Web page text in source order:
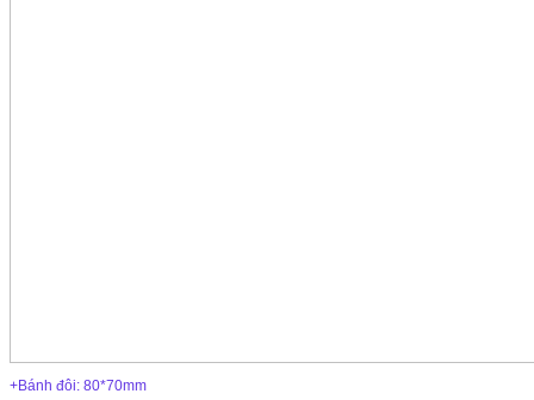
+Bánh đôi: 80*70mm